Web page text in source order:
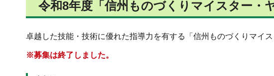
令和8年度 「信州ものづくりマイスター
卓越した技能・技術に優れた指導力を有する「信州ものづくりマイ
※募集は終了しました。